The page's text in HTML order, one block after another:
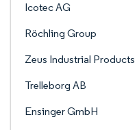
Icotec AG
Röchling Group
Zeus Industrial Products
Trelleborg AB
Ensinger GmbH